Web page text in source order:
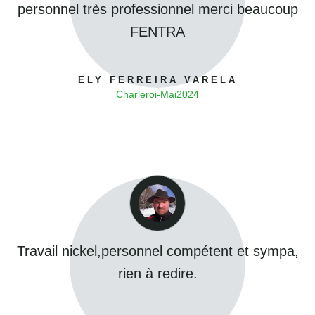
personnel très professionnel merci beaucoup
FENTRA
ELY FERREIRA VARELA
Charleroi-Mai2024
Travail nickel,personnel compétent et sympa,
rien à redire.